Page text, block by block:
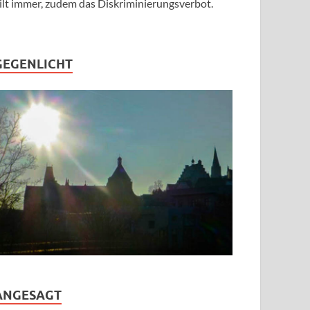
immer, zudem das Diskriminierungsverbot.